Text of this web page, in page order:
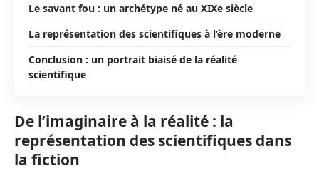
Le savant fou : un archétype né au XIXe siècle
La représentation des scientifiques à l’ère moderne
Conclusion : un portrait biaisé de la réalité
scientifique
De l’imaginaire à la réalité : la
représentation des scientifiques dans
la fiction